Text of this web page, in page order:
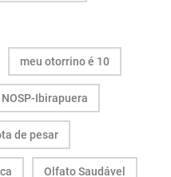
meu otorrino é 10
NOSP-Ibirapuera
de pesar
Olfato Saudável